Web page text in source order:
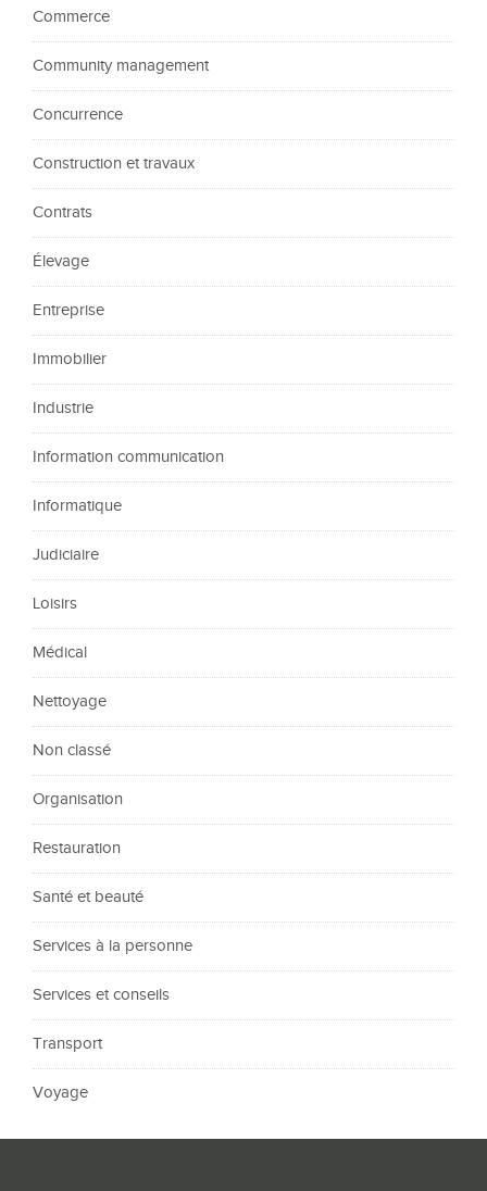
Commerce
Community management
Concurrence
Construction et travaux
Contrats
Élevage
Entreprise
Immobilier
Industrie
Information communication
Informatique
Judiciaire
Loisirs
Médical
Nettoyage
Non classé
Organisation
Restauration
Santé et beauté
Services à la personne
Services et conseils
Transport
Voyage